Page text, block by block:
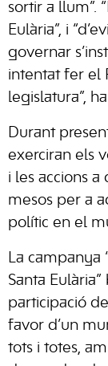
sortir a llum”.
Eulària”, i
governar
intentat fer el
legislatura”,
Durant
exerciran els
i les accions
mesos per a
polític en el
La campanya
Santa
participació
favor d’un
tots i totes,